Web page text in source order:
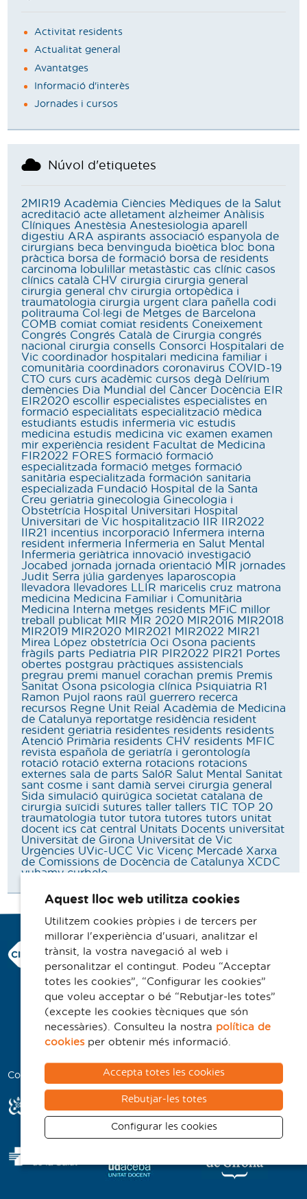
Activitat residents
Actualitat general
Avantatges
Informació d'interès
Jornades i cursos
Núvol d'etiquetes
2MIR19 Acadèmia Ciències Mèdiques de la Salut
acreditació acte alletament alzheimer Anàlisis
Clíniques Anestèsia Anestesiologia aparell
digestiu ARA aspirants associació espanyola de
cirurgians beca benvinguda bioètica bloc bona
pràctica borsa de formació borsa de residents
carcinoma lobulillar metastàstic cas clínic casos
clínics català CHV cirurgia cirurgia general
cirurgia general chv cirurgia ortopèdica i
traumatologia cirurgia urgent clara pañella codi
politrauma Col·legi de Metges de Barcelona
COMB comiat comiat residents Coneixement
Congrés Congrés Català de Cirurgia congrés
nacional cirurgia consells Consorci Hospitalari de
Vic coordinador hospitalari medicina familiar i
comunitària coordinadors coronavirus COVID-19
CTO curs curs acadèmic cursos degà Delírium
demències Dia Mundial del Càncer Docència EIR
EIR2020 escollir especialistes especialistes en
formació especialitats especialització mèdica
estudiants estudis infermeria vic estudis
medicina estudis medicina vic examen examen
mir experiència resident Facultat de Medicina
FIR2022 FORES formació formació
especialitzada formació metges formació
sanitària especialitzada formación sanitaria
especializada Fundació Hospital de la Santa
Creu geriatria ginecologia Ginecologia i
Obstetrícia Hospital Universitari Hospital
Universitari de Vic hospitalització IIR IIR2022
IIR21 incentius incorporació Infermera interna
resident infermeria Infermeria en Salut Mental
Infermeria geriàtrica innovació investigació
Jocabed jornada jornada orientació MIR jornades
Judit Serra júlia gardenyes laparoscopia
llevadora llevadores LLIR maricelis cruz matrona
medicina Medicina Familiar i Comunitària
Medicina Interna metges residents MFiC millor
treball publicat MIR MIR 2020 MIR2016 MIR2018
MIR2019 MIR2020 MIR2021 MIR2022 MIR21
Mirea López obstetrícia Oci Osona pacients
fràgils parts Pediatria PIR PIR2022 PIR21 Portes
obertes postgrau pràctiques assistencials
pregrau premi manuel corachan premis Premis
Sanitat Osona psicologia clínica Psiquiatria R1
Ramon Pujol raons raül guerrero recerca
recursos Regne Unit Reial Acadèmia de Medicina
de Catalunya reportatge residència resident
resident geriatria residentes residents residents
Atenció Primària residents CHV residents MFIC
revista española de geriatría i gerontología
rotació rotació externa rotacions rotacions
externes sala de parts SalóR Salut Mental Sanitat
sant cosme i sant damià servei cirurgia general
Sida simulació quirúgica societat catalana de
cirurgia suïcidi sutures taller tallers TIC TOP 20
traumatologia tutor tutora tutores tutors unitat
docent ics cat central Unitats Docents universitat
Universitat de Girona Universitat de Vic
Urgències UVic-UCC Vic Vicenç Mercadé Xarxa
de Comissions de Docència de Catalunya XCDC
yuhamy curbelo
Consorci Hospitalari de Vic
Carrer Francesc Pla 'El Vigatà', 1
08500 Vic
Telèfon 93 702 77 16
Contacte
Avís legal
Politica de cookies
Col·laboradors
Aquest lloc web utilitza cookies
Utilitzem cookies pròpies i de tercers per
millorar l'experiència d'usuari, analitzar el
trànsit, la vostra navegació al web i
personalitzar el contingut. Podeu “Acceptar
totes les cookies”, “Configurar les cookies”
que voleu acceptar o bé “Rebutjar-les totes”
(excepte les cookies tècniques que són
necessàries). Consulteu la nostra política de
cookiesper obtenir més informació.
Accepta totes les cookies
Rebutjar-les totes
Configurar les cookies